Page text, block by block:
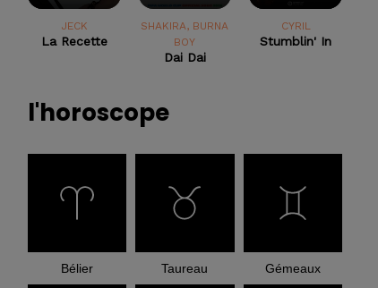
JECK
La Recette
SHAKIRA, BURNA
BOY
Dai Dai
CYRIL
Stumblin' In
l'horoscope
Bélier Taureau Gémeaux